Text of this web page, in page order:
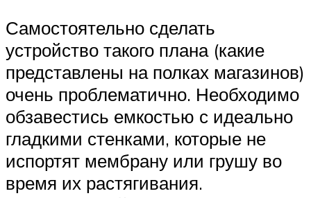
Самостоятельно сделать
устройство такого плана (какие
представлены на полках магазинов)
очень проблематично. Необходимо
обзавестись емкостью с идеально
гладкими стенками, которые не
испортят мембрану или грушу во
время их растягивания.